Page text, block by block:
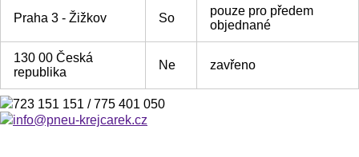
Praha 3 - Žižkov So
pouze pro předem
objednané
130 00 Česká
republika
Ne zavřeno
723 151 151 / 775 401 050
info@pneu-krejcarek.cz